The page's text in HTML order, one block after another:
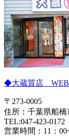
◆大蔵質店
〒273-0005
住所：千葉県船橋
TEL:047-423-0172
営業時間：11：